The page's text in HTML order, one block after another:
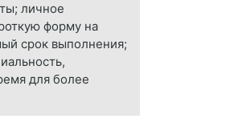
личное
форму на
срок выполнения;
для более